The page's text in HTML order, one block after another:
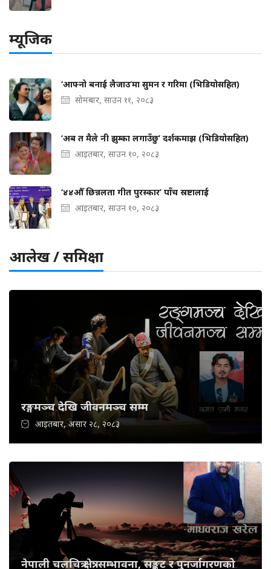
म्यूजिक
‘आफ्नो बनाई लैजाउ’मा सुमन र गरिमा (भिडियोसहित)
सोमबार, साउन ११, २०८३
‘अब त मैले नी झुम्का लगाउँछु’ दर्शकमाझ (भिडियोसहित)
आइतबार, साउन १०, २०८३
‘४४औँ छिन्नलता गीत पुरस्कार’ पाँच स्रष्टालाई
आइतबार, साउन १०, २०८३
आलेख / समिक्षा
रङ्गमञ्च देखि जीवनमञ्च सम्म
आइतबार, असार २८, २०८३
नेपाली चलचित्र क्षेत्र: सम्भावना, सङ्कट र पुनर्जागरणको